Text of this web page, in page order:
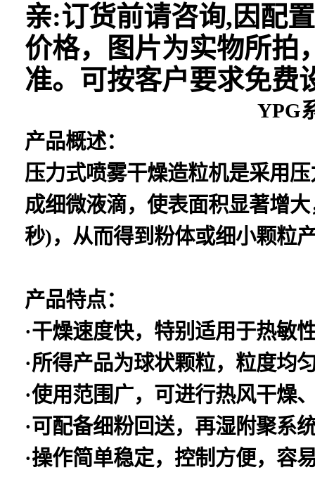
亲:订货前请咨询,因配
价格，图片为实物所拍
准。可按客户要求免费
YPG
产品概述：
压力式喷雾干燥造粒机是采用
成细微液滴，使表面积显著增
秒)，从而得到粉体或细小颗粒
产品特点：
·干燥速度快，特别适用于热敏
·所得产品为球状颗粒，粒度均
·使用范围广，可进行热风干燥
·可配备细粉回送，再湿附聚系
·操作简单稳定，控制方便，容